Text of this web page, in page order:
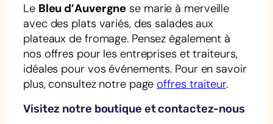
Le Bleu d’Auvergne se marie à merveille
avec des plats variés, des salades aux
plateaux de fromage. Pensez également à
nos offres pour les entreprises et traiteurs,
idéales pour vos événements. Pour en savoir
plus, consultez notre page offres traiteur.
Visitez notre boutique et contactez-nous